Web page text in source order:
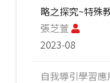
略之探究~特殊
張芝萱
2023-08
自我導引學習